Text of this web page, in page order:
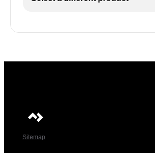
Sitemap